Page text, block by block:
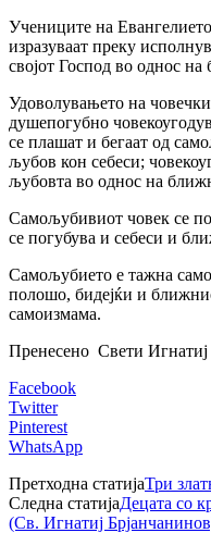
Учениците на
изразуваат преку
својот Господ во однос
Удоволувањето на
душепогубно
се плашат и бегаат од
љубов кон себеси;
љубовта во однос на
Самољубивиот човек се
се погубува и себеси и
Самољубието е тажна
полошо, бидејќи и
самоизмама.
Пренесено Свети
Facebook
Twitter
Pinterest
WhatsApp
Претходна статијаТри
Следна статијаДецата со
(Св. Игнатиј